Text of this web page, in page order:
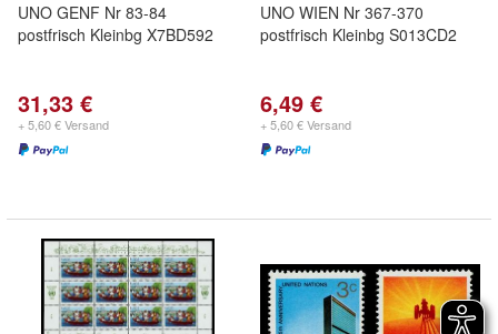
UNO GENF Nr 83-84
postfrisch Kleinbg X7BD592
31,33 €
+ 5,60 € Versand
UNO WIEN Nr 367-370
postfrisch Kleinbg S013CD2
6,49 €
+ 5,60 € Versand